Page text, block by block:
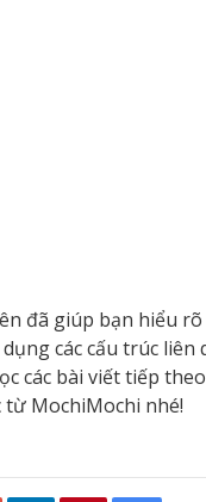
đã giúp bạn hiểu rõ
các cấu trúc liên
các bài viết tiếp
MochiMochi nhé!